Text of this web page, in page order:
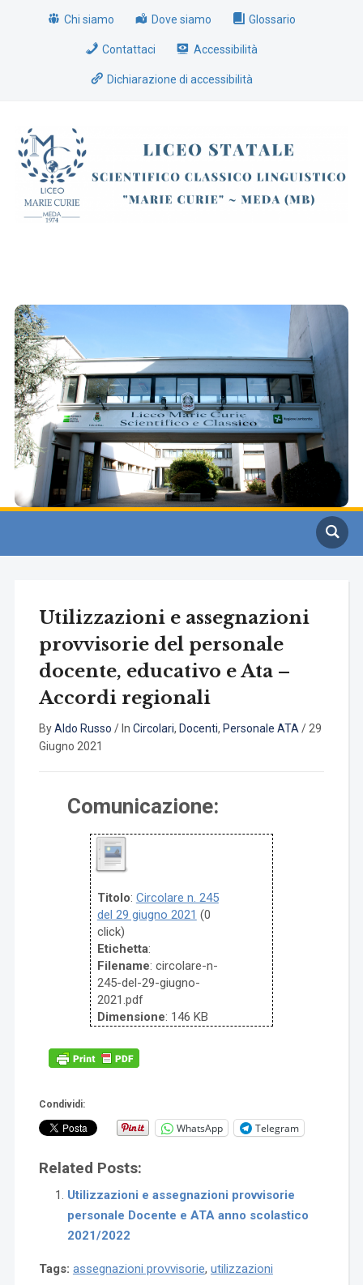
Chi siamo Dove siamo Glossario
Contattaci Accessibilità
Dichiarazione di accessibilità
Utilizzazioni e assegnazioni
provvisorie del personale
docente, educativo e Ata –
Accordi regionali
ByAldo Russo / In Circolari, Docenti, Personale ATA / 29
Giugno 2021
Comunicazione:
Titolo: Circolare n. 245
del 29 giugno 2021 (0
click)
Etichetta:
Filename: circolare-n-
245-del-29-giugno-
2021.pdf
Dimensione: 146 KB
Condividi:
WhatsApp Telegram
Related Posts:
Utilizzazioni e assegnazioni provvisorie
personale Docente e ATA anno scolastico
2021/2022
Tags: assegnazioni provvisorie, utilizzazioni